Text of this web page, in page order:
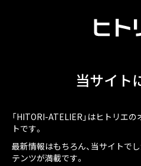
当サイト
「HITORI-ATELIER」はヒトリエ
トです。
最新情報はもちろん、当サイトで
テンツが満載です。